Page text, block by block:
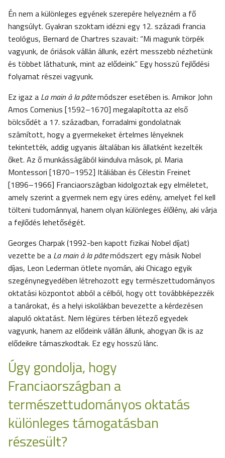
Én nem a különleges egyének szerepére helyezném a fő
hangsúlyt. Gyakran szoktam idézni egy 12. századi francia
teológus, Bernard de Chartres szavait: “Mi magunk törpék
vagyunk, de óriások vállán állunk, ezért messzebb nézhetünk
és többet láthatunk, mint az elődeink.” Egy hosszú fejlődési
folyamat részei vagyunk.
Ez igaz a La main à la pâtemódszer esetében is. Amikor John
Amos Comenius [1592–1670] megalapította az első
bölcsődét a 17. században, forradalmi gondolatnak
számított, hogy a gyermekeket értelmes lényeknek
tekintették, addig ugyanis általában kis állatként kezelték
őket. Az ő munkásságából kiindulva mások, pl. Maria
Montessori [1870–1952] Itáliában és Célestin Freinet
[1896–1966] Franciaországban kidolgoztak egy elméletet,
amely szerint a gyermek nem egy üres edény, amelyet fel kell
tölteni tudománnyal, hanem olyan különleges élőlény, aki várja
a fejlődés lehetőségét.
Georges Charpak (1992-ben kapott fizikai Nobel díjat)
vezette be a La main à la pâtemódszert egy másik Nobel
díjas, Leon Lederman ötlete nyomán, aki Chicago egyik
szegénynegyedében létrehozott egy természettudományos
oktatási központot abból a célból, hogy ott továbbképezzék
a tanárokat, és a helyi iskolákban bevezette a kérdezésen
alapuló oktatást. Nem légüres térben létező egyedek
vagyunk, hanem az elődeink vállán állunk, ahogyan ők is az
elődeikre támaszkodtak. Ez egy hosszú lánc.
Úgy gondolja, hogy
Franciaországban a
természettudományos oktatás
különleges támogatásban
részesült?